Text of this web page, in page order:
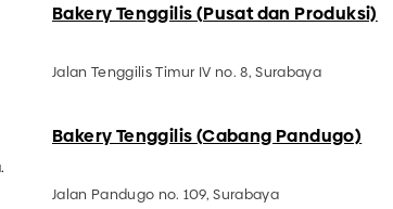
Bakery Tenggilis (Pusat dan Produksi)
Jalan Tenggilis Timur IV no. 8, Surabaya
Bakery Tenggilis (Cabang Pandugo)
Jalan Pandugo no. 109, Surabaya